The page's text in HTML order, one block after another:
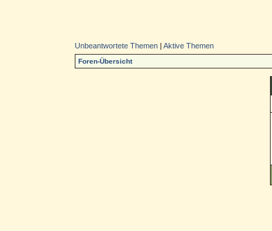
Unbeantwortete Themen| Aktive Themen
Foren-Übersicht